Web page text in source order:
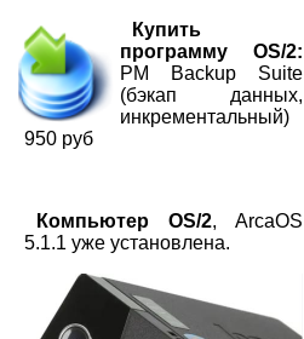
Купить
программу OS/2:
PM Backup Suite
(бэкап данных,
инкрементальный)
950 руб
Компьютер OS/2, ArcaOS
5.1.1 уже установлена.